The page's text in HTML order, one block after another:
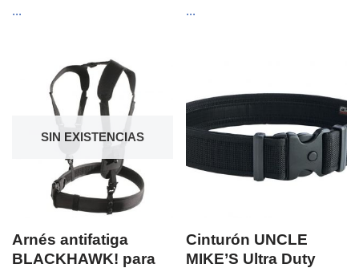
...
...
SIN EXISTENCIAS
Arnés antifatiga
BLACKHAWK! para
Cinturón UNCLE
MIKE’S Ultra Duty